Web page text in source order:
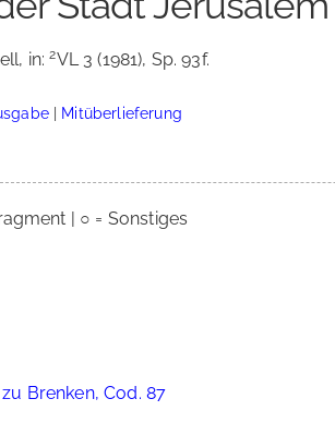
in:2VL 3 (1981), Sp. 93f.
| Mitüberlieferung
| ○ = Sonstiges
Brenken, Cod. 87